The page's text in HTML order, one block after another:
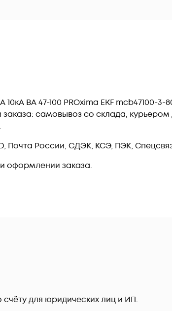
ВА 47-100 PROxima EKF mcb47100-
самовывоз со склада, курьером
Почта России, СДЭК, КСЭ, ПЭК,
оформлении заказа.
для юридических лиц и ИП.